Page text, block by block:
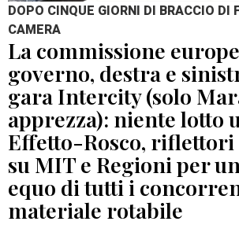
DOPO CINQUE GIORNI DI BRACCIO DI
CAMERA
La commissione
governo, destra e
gara Intercity (solo
apprezza): niente lotto
Effetto-Rosco, riflettori
su MIT e Regioni per
equo di tutti i
materiale rotabile